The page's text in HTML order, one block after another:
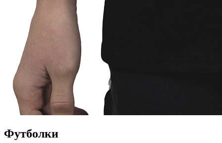
Футболки